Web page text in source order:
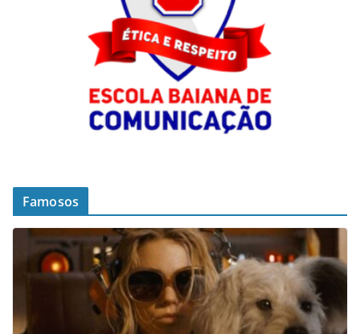
Famosos